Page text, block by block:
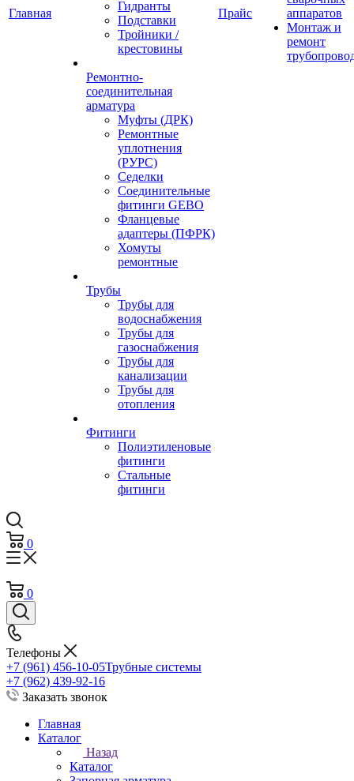
Главная
Гидранты
Подставки
Тройники /
крестовины
Ремонтно-
соединительная
арматура
Муфты (ДРК)
Ремонтные
уплотнения
(РУРС)
Седелки
Соединительные
фитинги GEBO
Фланцевые
адаптеры (ПФРК)
Хомуты
ремонтные
Трубы
Трубы для
водоснабжения
Трубы для
газоснабжения
Трубы для
канализации
Трубы для
отопления
Фитинги
Полиэтиленовые
фитинги
Стальные
фитинги
Прайс
аппаратов
Монтаж и
ремонт
0
0
Телефоны
+7 (961) 456-10-05Трубные системы
+7 (962) 439-92-16
Заказать звонок
Главная
Каталог
Назад
Каталог